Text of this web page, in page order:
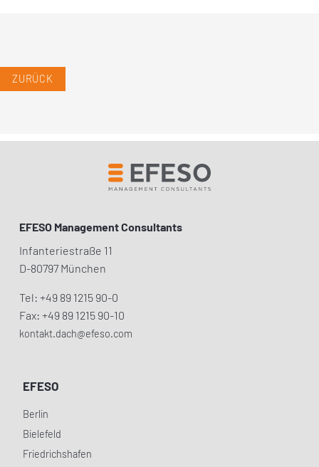
ZURÜCK
EFESO Management Consultants
Infanteriestraße 11
D-80797 München
Tel: +49 89 1215 90-0
Fax: +49 89 1215 90-10
kontakt.dach@efeso.com
EFESO
Berlin
Bielefeld
Friedrichshafen